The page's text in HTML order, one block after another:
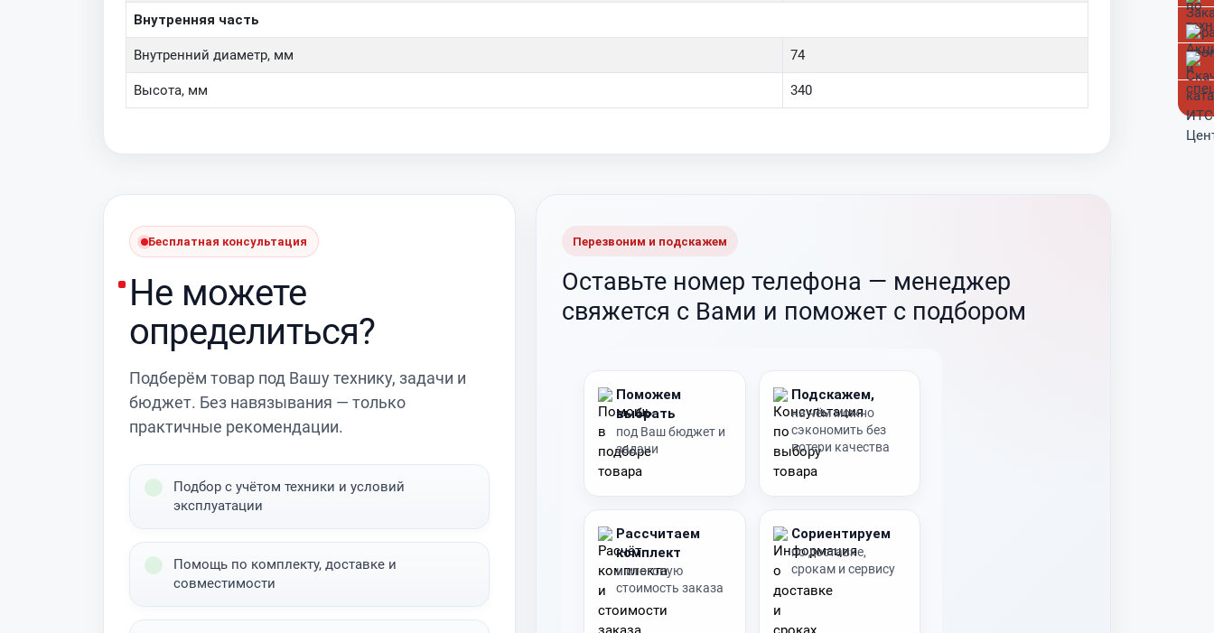
Внутренняя часть
Внутренний диаметр, мм 74
Высота, мм 340
Бесплатная консультация
Не можете
определиться?
Подберём товар под Вашу технику, задачи и
бюджет. Без навязывания — только
практичные рекомендации.
Подбор с учётом техники и условий
эксплуатации
Помощь по комплекту, доставке и
совместимости
Перезвоним и подскажем
Оставьте номер телефона — менеджер
свяжется с Вами и поможет с подбором
Поможем
выбрать
под Ваш бюджет и
задачи
Подскажем,
на чём можно
сэкономить без
потери качества
Рассчитаем
комплект
и итоговую
стоимость заказа
Сориентируем
по доставке,
срокам и сервису